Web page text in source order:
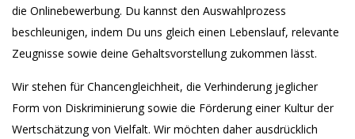
die Onlinebewerbung. Du kannst den Auswahlprozess
beschleunigen, indem Du uns gleich einen Lebenslauf, relevante
Zeugnisse sowie deine Gehaltsvorstellung zukommen lässt.
Wir stehen für Chancengleichheit, die Verhinderung jeglicher
Form von Diskriminierung sowie die Förderung einer Kultur der
Wertschätzung von Vielfalt. Wir möchten daher ausdrücklich